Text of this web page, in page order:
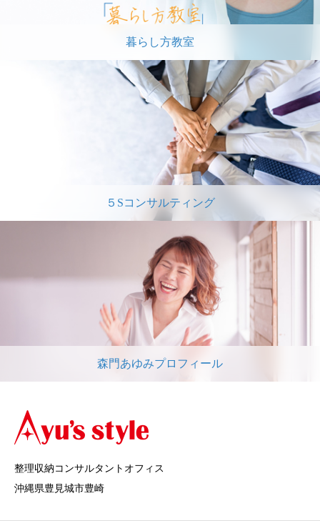
暮らし方教室
５Sコンサルティング
森門あゆみプロフィール
整理収納コンサルタントオフィス
沖縄県豊見城市豊崎